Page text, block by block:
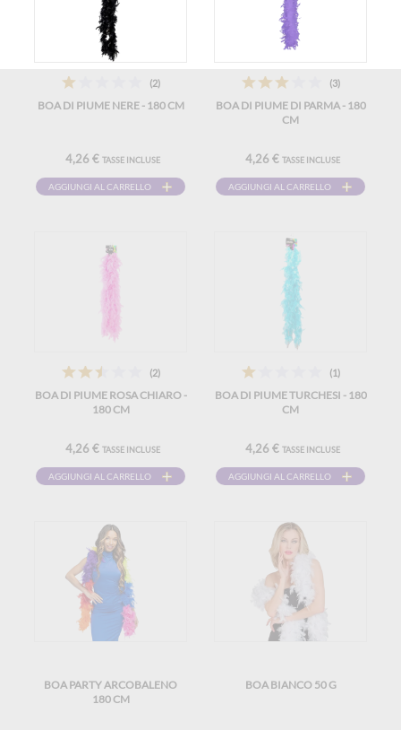
(2)
BOA DI PIUME NERE - 180 CM
4,26 € TASSE INCLUSE
AGGIUNGI AL CARRELLO
(3)
BOA DI PIUME DI PARMA - 180
CM
4,26 € TASSE INCLUSE
AGGIUNGI AL CARRELLO
(2)
BOA DI PIUME ROSA CHIARO -
180 CM
4,26 € TASSE INCLUSE
AGGIUNGI AL CARRELLO
(1)
BOA DI PIUME TURCHESI - 180
CM
4,26 € TASSE INCLUSE
AGGIUNGI AL CARRELLO
BOA PARTY ARCOBALENO
180 CM
BOA BIANCO 50 G